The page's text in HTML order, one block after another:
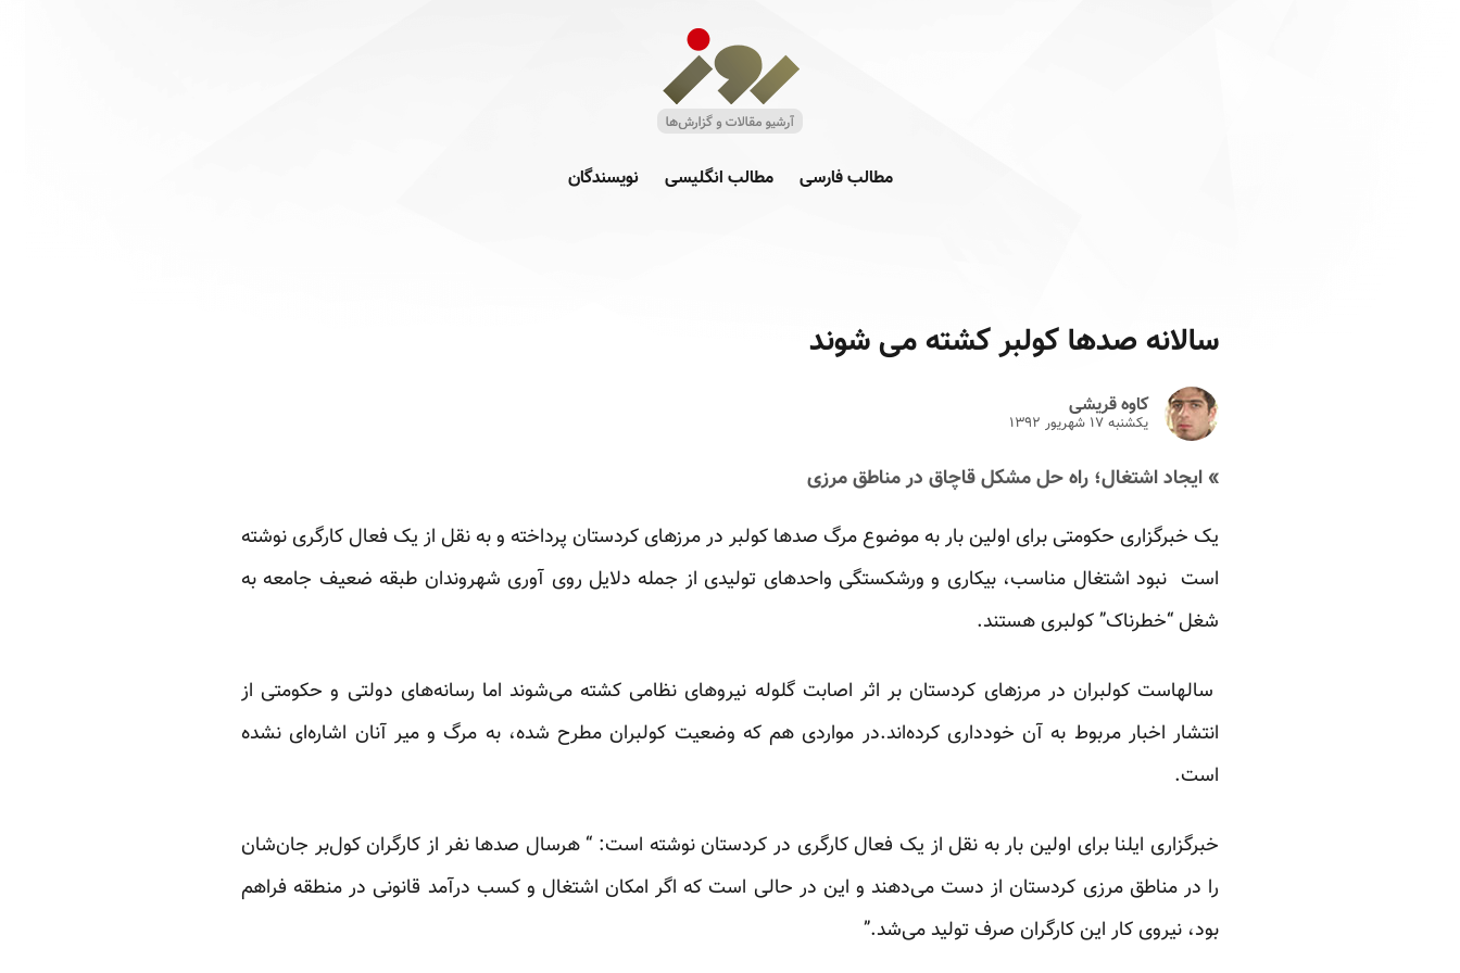
مطالب فارسی مطالب انگلیسی نویسندگان
سالانه صدها کولبر کشته می شوند
کاوه قریشی
یکشنبه ۱۷ شهريور ۱۳۹۲
» ایجاد اشتغال؛ راه حل مشکل قاچاق در مناطق مرزی
یک خبرگزاری حکومتی برای اولین بار به موضوع مرگ صدها کولبر در مرزهای کردستان پرداخته و به نقل از یک فعال کارگری نوشته
است نبود اشتغال مناسب، بیکاری و ورشکستگی واحدهای تولیدی از جمله دلایل روی آوری شهروندان طبقه ضعیف جامعه به
شغل “خطرناک” کولبری هستند.
سالهاست کولبران در مرزهای کردستان بر اثر اصابت گلوله نیروهای نظامی کشته می‌شوند اما رسانه‌های دولتی و حکومتی از
انتشار اخبار مربوط به آن خودداری کرده‌اند.در مواردی هم که وضعیت کولبران مطرح شده، به مرگ و میر آنان اشاره‌ای نشده
است.
خبرگزاری ایلنا برای اولین بار به نقل از یک فعال کارگری در کردستان نوشته است: “ هرسال صد‌ها نفر از کارگران کول‌بر جان‌شان
را در مناطق مرزی کردستان از دست می‌دهند و این در حالی است که اگر امکان اشتغال و کسب درآمد قانونی در منطقه فراهم
بود، نیروی کار این کارگران صرف تولید می‌شد.”